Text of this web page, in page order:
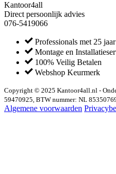
Kantoor4all
Direct persoonlijk advies
076-5419066
Professionals met 25
Montage en
100% Veilig Betalen
Webshop Keurmerk
Copyright © 2025 Kantoor4all.nl -
59470925, BTW nummer: NL
Algemene voorwaarden